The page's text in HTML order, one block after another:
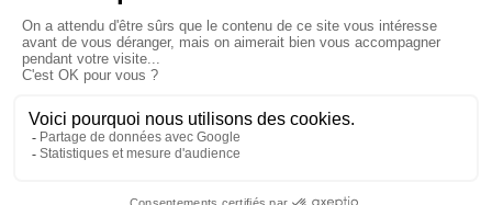
Chrétiens d’Orient, 2000 ans d’histoire -
Première partie : Origines
guerre, et que l’oeuvre d’Orient va célébrer ses 170 an...